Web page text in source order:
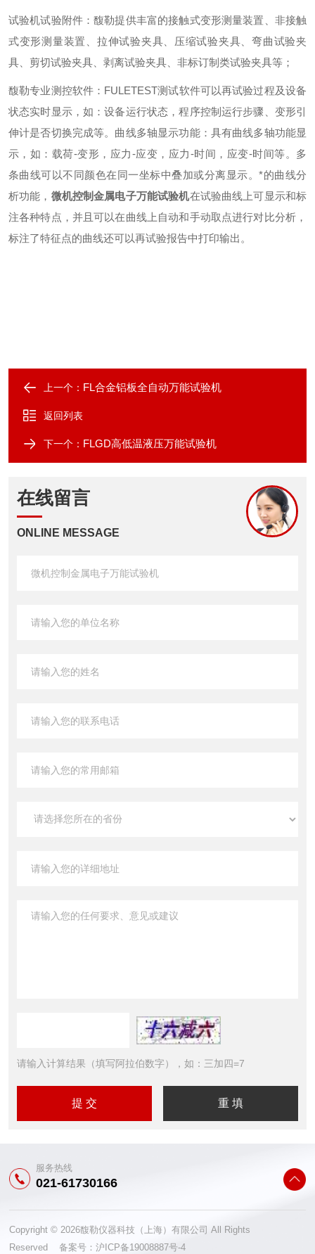
试验机试验附件：馥勒提供丰富的接触式变形测量装置、非接触
式变形测量装置、拉伸试验夹具、压缩试验夹具、弯曲试验夹
具、剪切试验夹具、剥离试验夹具、非标订制类试验夹具等 ；
馥勒专业测控软件： FULETEST测试软件可以再试验过程及设备
状态实时显示，如：设备运行状态，程序控制运行步骤、变形引
伸计是否切换完成等。曲线多轴显示功能：具有曲线多轴功能显
示，如：载荷-变形，应力-应变，应力-时间，应变-时间等。多
条曲线可以不同颜色在同一坐标中叠加或分离显示。*的曲线分
析功能， 微机控制金属电子万能试验机在试验曲线上可显示和标
注各种特点，并且可以在曲线上自动和手动取点进行对比分析，
标注了特征点的曲线还可以再试验报告中打印输出。
上一个： FL合金铝板全自动万能试验机
返回列表
下一个： FLGD高低温液压万能试验机
在线留言
ONLINE MESSAGE
请输入计算结果（填写阿拉伯数字），如：三加四=7
服务热线
021-61730166
Copyright © 2026馥勒仪器科技（上海）有限公司 All Rights
Reserved 备案号：沪ICP备19008887号-4